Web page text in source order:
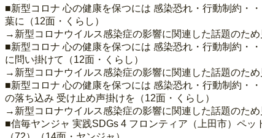
■新型コロナ 心の健康を保つには 感染恐れ・行動制約・
葉に（12面・くらし）
→新型コロナウイルス感染症の影響に関連した話題のた
■新型コロナ 心の健康を保つには 感染恐れ・行動制約・
に問い掛けて（12面・くらし）
→新型コロナウイルス感染症の影響に関連した話題のた
■新型コロナ 心の健康を保つには 感染恐れ・行動制約・
の落ち込み 受け止め声掛けを（12面・くらし）
→新型コロナウイルス感染症の影響に関連した話題のた
■信毎ヤンジャ 実践SDGs 4 フロンティア（上田市）ペ